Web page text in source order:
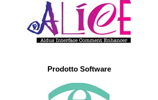
Prodotto Software